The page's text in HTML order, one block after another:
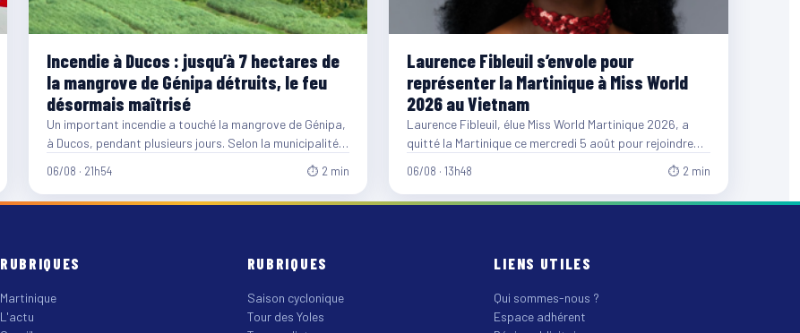
Incendie à Ducos : jusqu’à 7 hectares de
la mangrove de Génipa détruits, le feu
désormais maîtrisé
Un important incendie a touché la mangrove de Génipa,
à Ducos, pendant plusieurs jours. Selon la municipalité,
06/08 · 21h54 ⏱ 2 min
Laurence Fibleuil s’envole pour
représenter la Martinique à Miss World
2026 au Vietnam
Laurence Fibleuil, élue Miss World Martinique 2026, a
quitté la Martinique ce mercredi 5 août pour rejoindre
06/08 · 13h48 ⏱ 2 min
RUBRIQUES
Martinique
L'actu
RUBRIQUES
Saison cyclonique
Tour des Yoles
LIENS UTILES
Qui sommes-nous ?
Espace adhérent